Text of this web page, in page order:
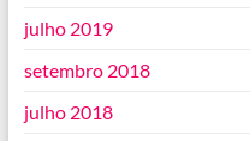
julho 2019
setembro 2018
julho 2018